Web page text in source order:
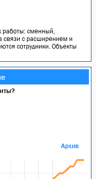
работы: сменный,
связи с расширением и
сотрудники. Объекты
Архив